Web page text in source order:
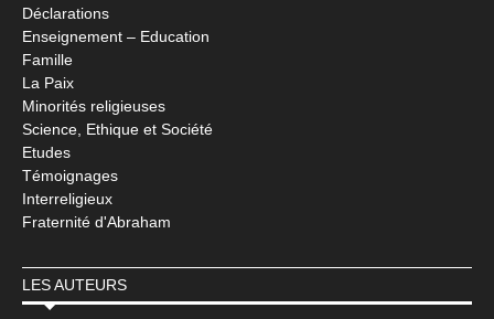
Déclarations
Enseignement – Education
Famille
La Paix
Minorités religieuses
Science, Ethique et Société
Etudes
Témoignages
Interreligieux
Fraternité d'Abraham
LES AUTEURS